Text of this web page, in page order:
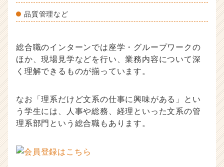
品質管理など
総合職のインターンでは座学・グループワークの
ほか、現場見学などを行い、業務内容について深
く理解できるものが揃っています。
なお「理系だけど文系の仕事に興味がある」とい
う学生には、人事や総務、経理といった文系の管
理系部門という総合職もあります。